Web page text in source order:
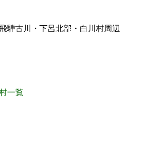
騨古川・下呂北部・白川村周辺
一覧